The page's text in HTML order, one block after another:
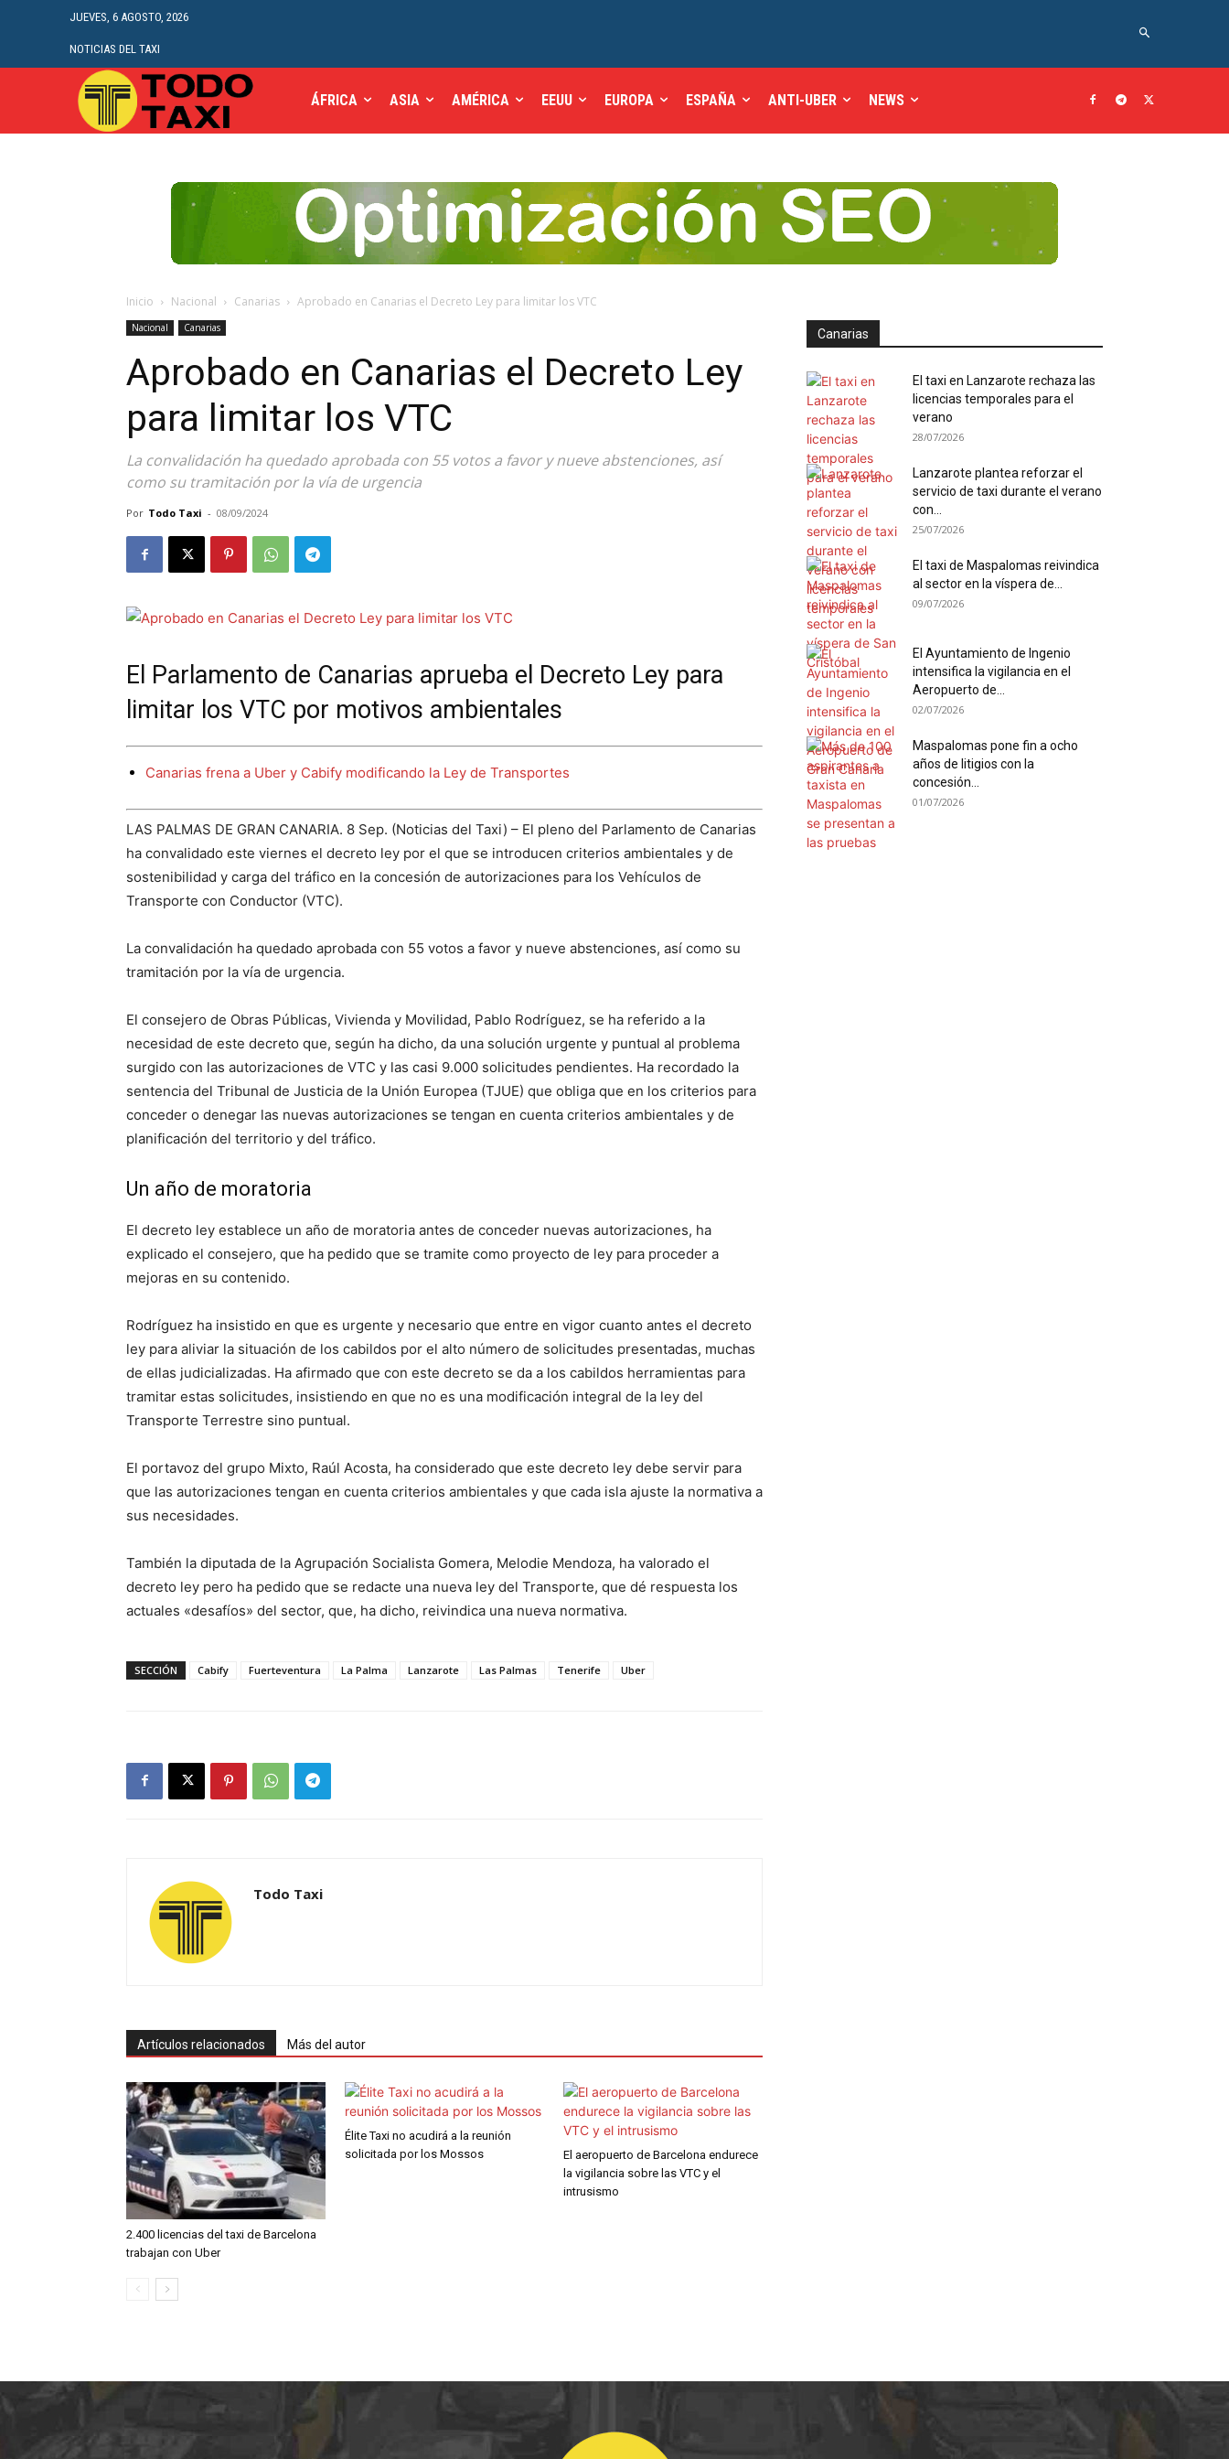
JUEVES, 6 AGOSTO, 2026
NOTICIAS DEL TAXI
ÁFRICA ASIA AMÉRICA EEUU EUROPA ESPAÑA ANTI-UBER NEWS
Inicio Nacional Canarias Aprobado en Canarias el Decreto Ley para limitar los VTC
Nacional Canarias
Aprobado en Canarias el Decreto Ley
para limitar los VTC
La convalidación ha quedado aprobada con 55 votos a favor y nueve abstenciones, así
como su tramitación por la vía de urgencia
Por Todo Taxi - 08/09/2024
El Parlamento de Canarias aprueba el Decreto Ley para
limitar los VTC por motivos ambientales
Canarias frena a Uber y Cabify modificando la Ley de Transportes
LAS PALMAS DE GRAN CANARIA. 8 Sep. (Noticias del Taxi) – El pleno del Parlamento de Canarias
ha convalidado este viernes el decreto ley por el que se introducen criterios ambientales y de
sostenibilidad y carga del tráfico en la concesión de autorizaciones para los Vehículos de
Transporte con Conductor (VTC).
La convalidación ha quedado aprobada con 55 votos a favor y nueve abstenciones, así como su
tramitación por la vía de urgencia.
El consejero de Obras Públicas, Vivienda y Movilidad, Pablo Rodríguez, se ha referido a la
necesidad de este decreto que, según ha dicho, da una solución urgente y puntual al problema
surgido con las autorizaciones de VTC y las casi 9.000 solicitudes pendientes. Ha recordado la
sentencia del Tribunal de Justicia de la Unión Europea (TJUE) que obliga que en los criterios para
conceder o denegar las nuevas autorizaciones se tengan en cuenta criterios ambientales y de
planificación del territorio y del tráfico.
Un año de moratoria
El decreto ley establece un año de moratoria antes de conceder nuevas autorizaciones, ha
explicado el consejero, que ha pedido que se tramite como proyecto de ley para proceder a
mejoras en su contenido.
Rodríguez ha insistido en que es urgente y necesario que entre en vigor cuanto antes el decreto
ley para aliviar la situación de los cabildos por el alto número de solicitudes presentadas, muchas
de ellas judicializadas. Ha afirmado que con este decreto se da a los cabildos herramientas para
tramitar estas solicitudes, insistiendo en que no es una modificación integral de la ley del
Transporte Terrestre sino puntual.
El portavoz del grupo Mixto, Raúl Acosta, ha considerado que este decreto ley debe servir para
que las autorizaciones tengan en cuenta criterios ambientales y que cada isla ajuste la normativa a
sus necesidades.
También la diputada de la Agrupación Socialista Gomera, Melodie Mendoza, ha valorado el
decreto ley pero ha pedido que se redacte una nueva ley del Transporte, que dé respuesta los
actuales «desafíos» del sector, que, ha dicho, reivindica una nueva normativa.
SECCIÓN Cabify Fuerteventura La Palma Lanzarote Las Palmas Tenerife Uber
Todo Taxi
Artículos relacionados Más del autor
2.400 licencias del taxi de Barcelona
trabajan con Uber
Élite Taxi no acudirá a la reunión
solicitada por los Mossos
El aeropuerto de Barcelona endurece
la vigilancia sobre las VTC y el
intrusismo
Canarias
El taxi en Lanzarote rechaza las
licencias temporales para el
verano
28/07/2026
Lanzarote plantea reforzar el
servicio de taxi durante el verano
con...
25/07/2026
El taxi de Maspalomas reivindica
al sector en la víspera de...
09/07/2026
El Ayuntamiento de Ingenio
intensifica la vigilancia en el
Aeropuerto de...
02/07/2026
Maspalomas pone fin a ocho
años de litigios con la
concesión...
01/07/2026